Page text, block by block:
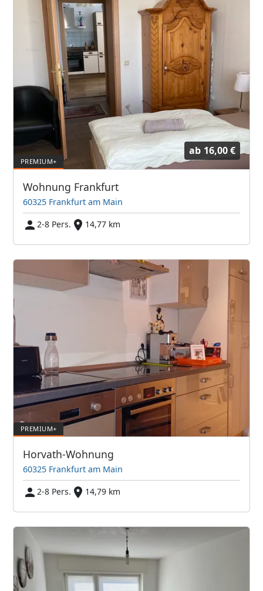
ab 16,00 €
Wohnung Frankfurt
60325 Frankfurt am Main
2-8 Pers.
14,77 km
Horvath-Wohnung
60325 Frankfurt am Main
2-8 Pers.
14,79 km